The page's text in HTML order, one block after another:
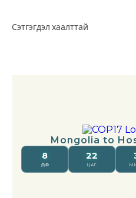
Сэтгэгдэл хаалттай